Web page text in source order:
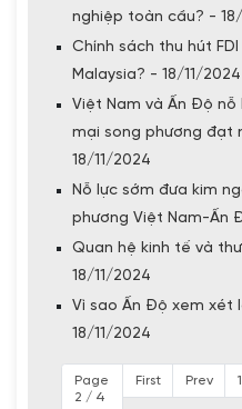
nghiệp toàn cầu? -
Chính sách thu hút
Malaysia? - 18/11/2024
Việt Nam và Ấn Độ
mại song phương đạt
18/11/2024
Nỗ lực sớm đưa kim
phương Việt Nam-Ấn
Quan hệ kinh tế và
18/11/2024
Vì sao Ấn Độ xem xét
18/11/2024
Page
2 / 4
First Prev 1